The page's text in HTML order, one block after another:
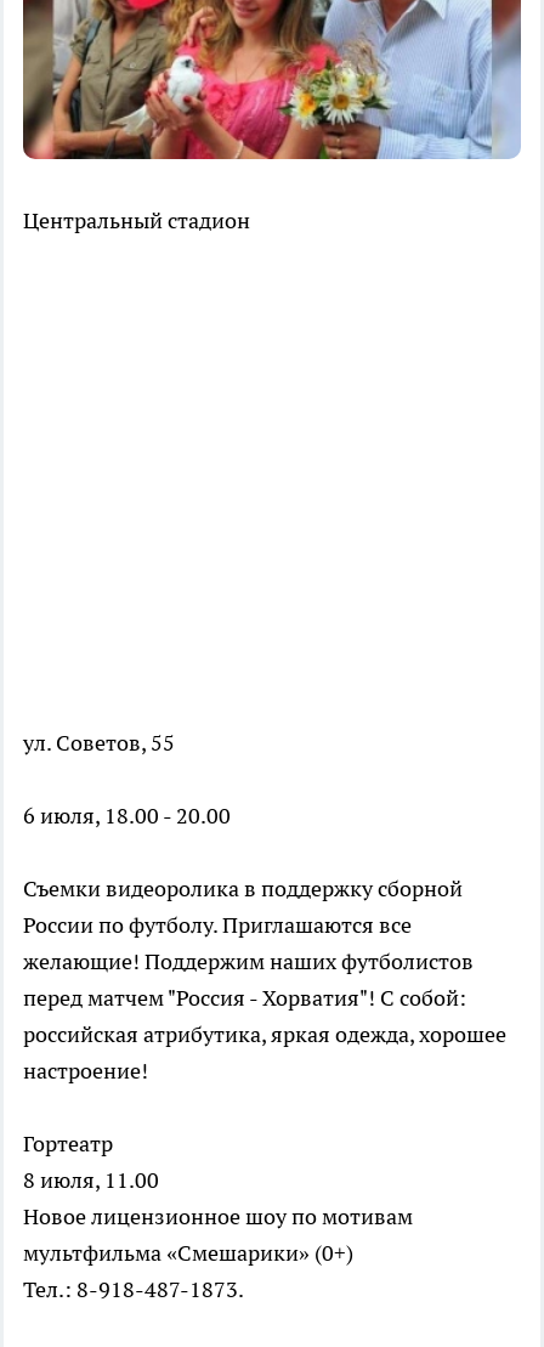
Центральный стадион
ул. Советов, 55
6 июля, 18.00 - 20.00
Съемки видеоролика в поддержку сборной
России по футболу. Приглашаются все
желающие! Поддержим наших футболистов
перед матчем "Россия - Хорватия"! С собой:
российская атрибутика, яркая одежда, хорошее
настроение!
Гортеатр
8 июля, 11.00
Новое лицензионное шоу по мотивам
мультфильма «Смешарики» (0+)
Тел.: 8-918-487-1873.